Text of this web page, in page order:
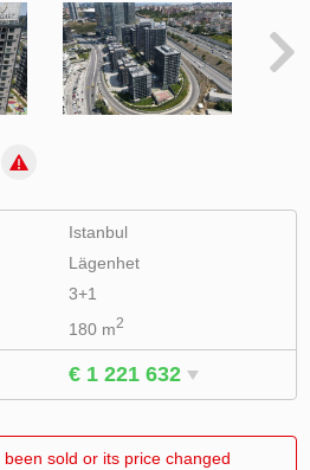
Istanbul
Lägenhet
3+1
180 m2
€ 1 221 632
sold or its price changed